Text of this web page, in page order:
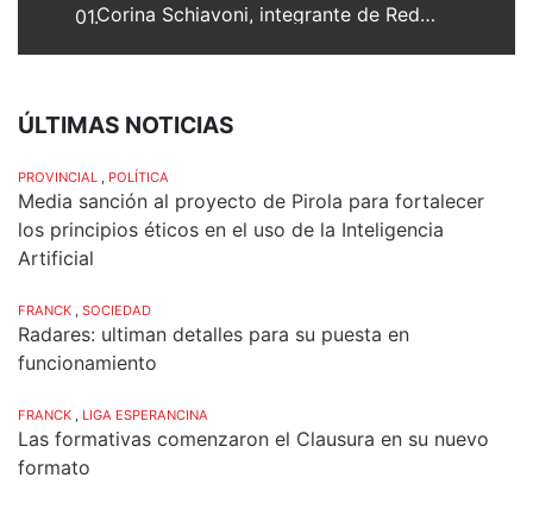
01. Corina Schiavoni, integrante de Red Solidaria Franck
ÚLTIMAS NOTICIAS
PROVINCIAL , POLÍTICA
Media sanción al proyecto de Pirola para fortalecer
los principios éticos en el uso de la Inteligencia
Artificial
FRANCK , SOCIEDAD
Radares: ultiman detalles para su puesta en
funcionamiento
FRANCK , LIGA ESPERANCINA
Las formativas comenzaron el Clausura en su nuevo
formato